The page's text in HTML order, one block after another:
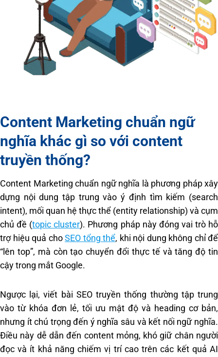
Content Marketing chuẩn ngữ
nghĩa khác gì so với content
truyền thống?
Content Marketing chuẩn ngữ nghĩa là phương pháp xây
dựng nội dung tập trung vào ý định tìm kiếm (search
intent), mối quan hệ thực thể (entity relationship) và cụm
chủ đề (topic cluster). Phương pháp này đóng vai trò hỗ
trợ hiệu quả choSEO tổng thể, khi nội dung không chỉ để
“lên top”, mà còn tạo chuyển đổi thực tế và tăng độ tin
cậy trong mắt Google.
Ngược lại, viết bài SEO truyền thống thường tập trung
vào từ khóa đơn lẻ, tối ưu mật độ và heading cơ bản,
nhưng ít chú trọng đến ý nghĩa sâu và kết nối ngữ nghĩa.
Điều này dễ dẫn đến content mỏng, khó giữ chân người
đọc và ít khả năng chiếm vị trí cao trên các kết quả AI